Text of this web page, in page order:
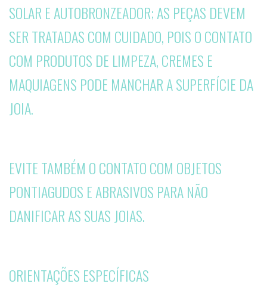
SOLAR E AUTOBRONZEADOR; AS PEÇAS DEVEM
SER TRATADAS COM CUIDADO, POIS O CONTATO
COM PRODUTOS DE LIMPEZA, CREMES E
MAQUIAGENS PODE MANCHAR A SUPERFÍCIE DA
JOIA.
EVITE TAMBÉM O CONTATO COM OBJETOS
PONTIAGUDOS E ABRASIVOS PARA NÃO
DANIFICAR AS SUAS JOIAS.
ORIENTAÇÕES ESPECÍFICAS